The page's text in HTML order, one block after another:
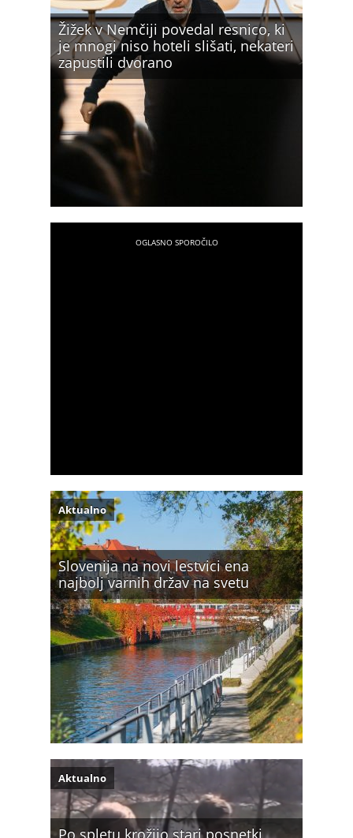
Žižek v Nemčiji povedal resnico, ki
je mnogi niso hoteli slišati, nekateri
zapustili dvorano
Slovenija na novi lestvici ena
najbolj varnih držav na svetu
Aktualno
Po spletu krožijo stari posnetki
Aktualno